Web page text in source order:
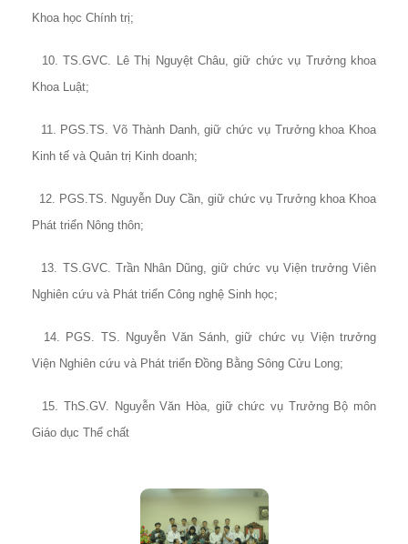
Khoa học Chính trị;
10. TS.GVC. Lê Thị Nguyệt Châu, giữ chức vụ Trưởng khoa
Khoa Luật;
11. PGS.TS. Võ Thành Danh, giữ chức vụ Trưởng khoa Khoa
Kinh tế và Quản trị Kinh doanh;
12. PGS.TS. Nguyễn Duy Cần, giữ chức vụ Trưởng khoa Khoa
Phát triển Nông thôn;
13. TS.GVC. Trần Nhân Dũng, giữ chức vụ Viện trưởng Viên
Nghiên cứu và Phát triển Công nghệ Sinh học;
14. PGS. TS. Nguyễn Văn Sánh, giữ chức vụ Viện trưởng
Viện Nghiên cứu và Phát triển Đồng Bằng Sông Cửu Long;
15. ThS.GV. Nguyễn Văn Hòa, giữ chức vụ Trưởng Bộ môn
Giáo dục Thể chất